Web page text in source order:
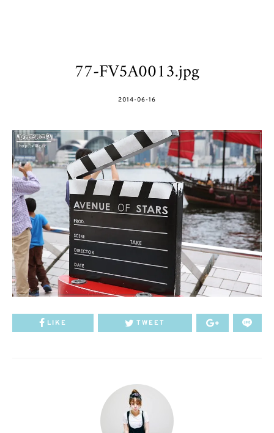
77-FV5A0013.jpg
POSTED
2014-06-16
LIKE TWEET